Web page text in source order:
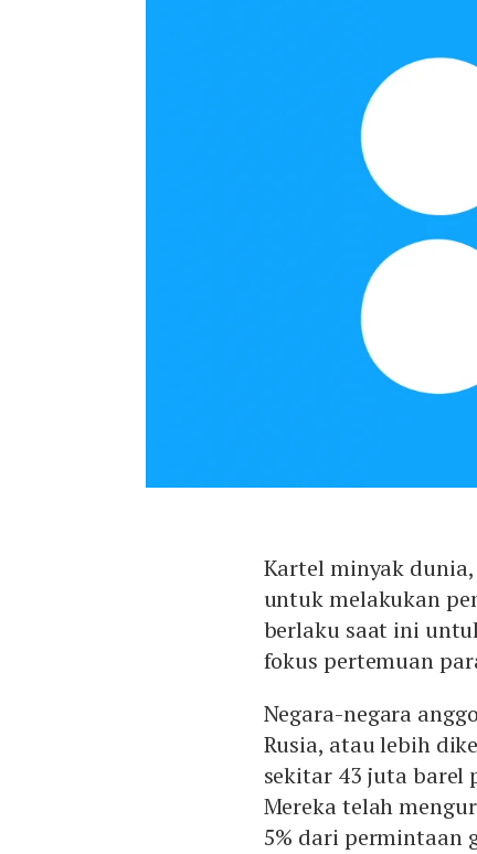
Kartel minyak
untuk melakukan
berlaku saat ini
fokus pertemuan
Negara-negara
Rusia, atau lebih
sekitar 43 juta barel
Mereka telah
5% dari permintaan